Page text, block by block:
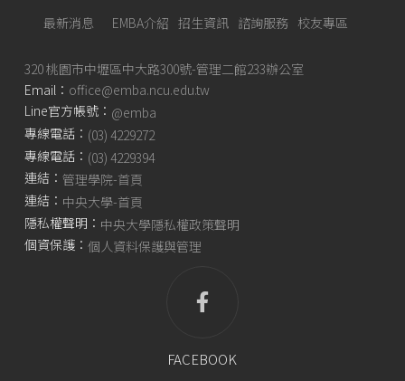
最新消息 EMBA介紹 招生資訊 諮詢服務 校友專區
320 桃園市中壢區中大路300號-管理二館233辦公室
Email： office@emba.ncu.edu.tw
Line官方帳號： @emba
專線電話： (03) 4229272
專線電話： (03) 4229394
連結： 管理學院-首頁
連結： 中央大學-首頁
隱私權聲明： 中央大學隱私權政策聲明
個資保護： 個人資料保護與管理
FACEBOOK